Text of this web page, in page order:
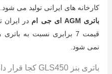
کارخانه های ایرانی تولید می شود.
باتری AGM ای جی ام
در ایران
قیمت 7 برابری نسبت به
نمی شود.
باتری بنز GLS450 کجا قرار دارد؟